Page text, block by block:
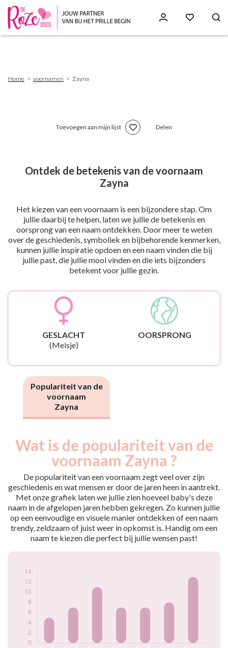
Home voornamen Zayna
Toevoegen aan mijn lijst Delen
Ontdek de betekenis van de voornaam
Zayna
Het kiezen van een voornaam is een bijzondere stap. Om
jullie daarbij te helpen, laten we jullie de betekenis en
oorsprong van een naam ontdekken. Door meer te weten
over de geschiedenis, symboliek en bijbehorende kenmerken,
kunnen jullie inspiratie opdoen en een naam vinden die bij
jullie past, die jullie mooi vinden en die iets bijzonders
betekent voor jullie gezin.
GESLACHT
(Meisje)
OORSPRONG
Populariteit van de
voornaam
Zayna
Wat is de populariteit van de
voornaam Zayna ?
De populariteit van een voornaam zegt veel over zijn
geschiedenis en wat mensen er door de jaren heen in aantrekt.
Met onze grafiek laten we jullie zien hoeveel baby's deze
naam in de afgelopen jaren hebben gekregen. Zo kunnen jullie
op een eenvoudige en visuele manier ontdekken of een naam
trendy, zeldzaam of juist weer in opkomst is. Handig om een
naam te kiezen die perfect bij jullie wensen past!
année
Année
Nouveaux-
nés
2019
7
2020
11
2021
7
2022
7
2023
8
2024
13